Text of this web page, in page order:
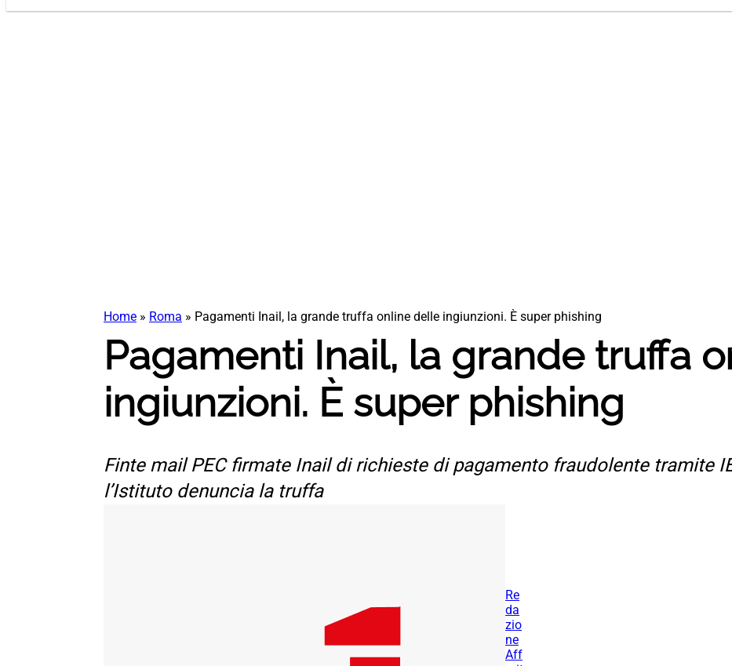
Home » Roma » Pagamenti Inail, la grande truffa online delle ingiunzioni. È super phishing
Pagamenti Inail, la grande truffa
ingiunzioni. È super phishing
Finte mail PEC firmate Inail di richieste di pagamento fraudolente tramite
l’Istituto denuncia la truffa
Re
da
zio
ne
Aff